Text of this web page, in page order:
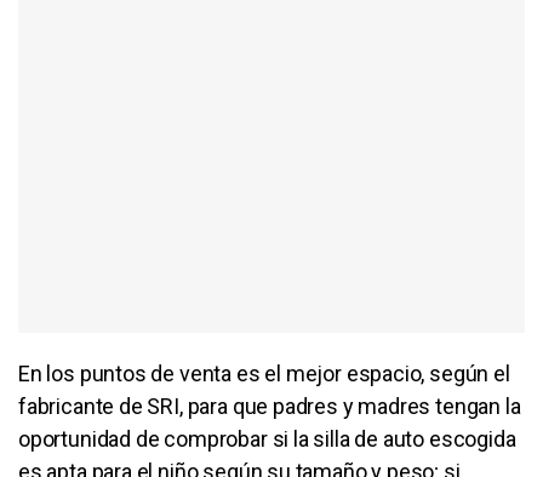
En los puntos de venta es el mejor espacio, según el
fabricante de SRI, para que padres y madres tengan la
oportunidad de comprobar si la silla de auto escogida
es apta para el niño según su tamaño y peso; si